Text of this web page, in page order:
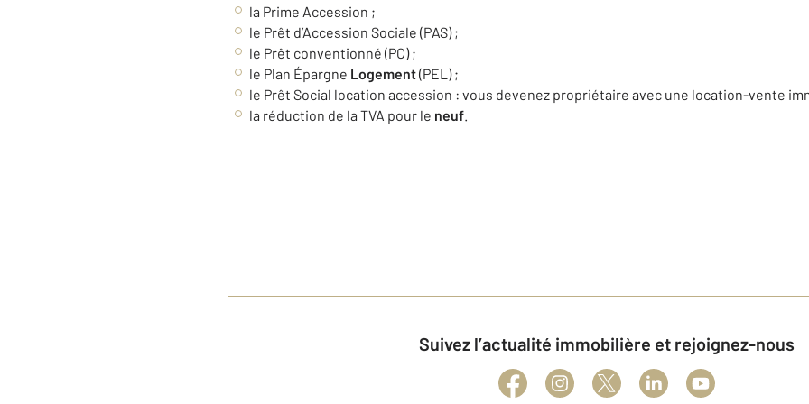
la Prime Accession ;
le Prêt d’Accession Sociale (PAS) ;
le Prêt conventionné (PC) ;
le Plan Épargne Logement(PEL) ;
le Prêt Social location accession : vous devenez propriétaire avec une location-vente
la réduction de la TVA pour le neuf.
Suivez l’actualité immobilière et rejoignez-nous